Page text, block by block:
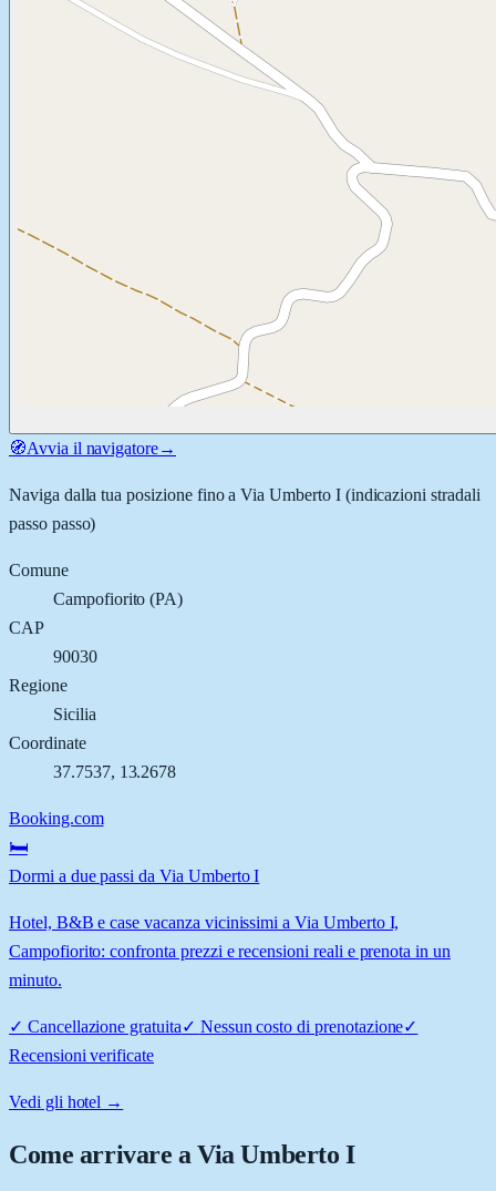
🧭Avvia il navigatore→
Naviga dalla tua posizione fino aVia Umberto I(indicazioni stradali
passo passo)
Comune
Campofiorito (PA)
CAP
90030
Regione
Sicilia
Coordinate
37.7537, 13.2678
Booking.com
🛏️
Dormi a due passi da Via Umberto I
Hotel, B&B e case vacanza vicinissimi a Via Umberto I,
Campofiorito: confronta prezzi e recensioni reali e prenota in un
minuto.
✓ Cancellazione gratuita✓ Nessun costo di prenotazione✓
Recensioni verificate
Vedi gli hotel →
Come arrivare aVia Umberto I